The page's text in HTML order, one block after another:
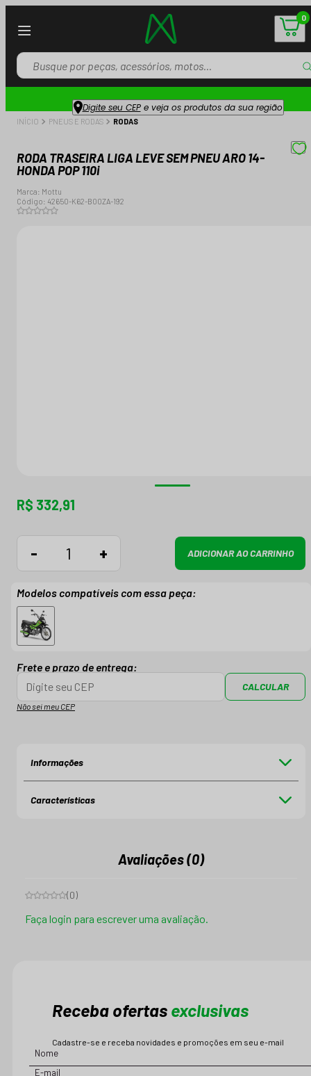
0
Digite seu CEPe veja os produtos da sua região
INÍCIO PNEUS E RODAS RODAS
RODA TRASEIRA LIGA LEVE SEM PNEU ARO 14-
HONDA POP 110i
Marca: Mottu
Código: 42650-K62-B00ZA-192
R$ 332,91
- + ADICIONAR AO CARRINHO
Modelos compatíveis com essa peça:
Frete e prazo de entrega:
CALCULAR
Não sei meu CEP
Informações
Características
Avaliações (0)
(0)
Faça login para escrever uma avaliação.
Receba ofertas exclusivas
Cadastre-se e receba novidades e promoções em seu e-mail